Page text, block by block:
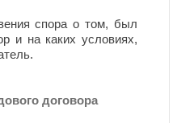
спора о том, был
и на каких условиях,
договора